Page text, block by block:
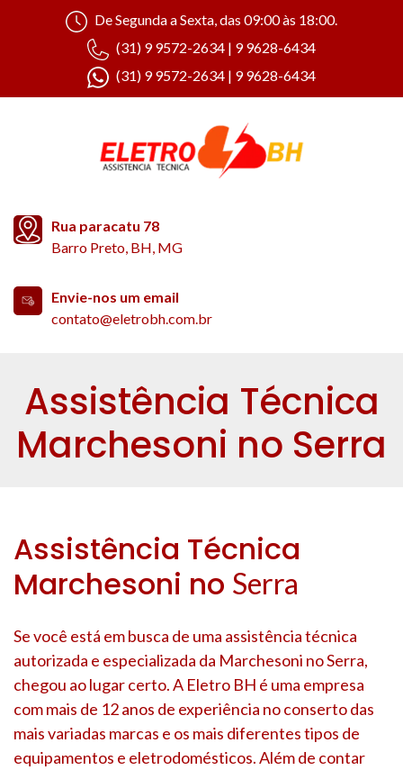
De Segunda a Sexta, das 09:00 às 18:00.
(31) 9 9572-2634 | 9 9628-6434
(31) 9 9572-2634 | 9 9628-6434
Rua paracatu 78
Barro Preto, BH, MG
Envie-nos um email
contato@eletrobh.com.br
Assistência Técnica
Marchesoni no Serra
Assistência Técnica
Marchesoni no Serra
Se você está em busca de uma assistência técnica
autorizada e especializada da Marchesoni noSerra,
chegou ao lugar certo. A Eletro BH é uma empresa
com mais de 12 anos de experiência no conserto das
mais variadas marcas e os mais diferentes tipos de
equipamentos e eletrodomésticos. Além de contar